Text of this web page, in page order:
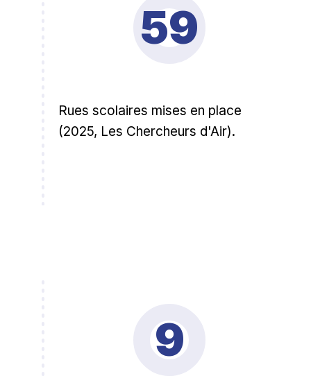
59
Rues scolaires mises en place
(2025, Les Chercheurs d'Air).
9